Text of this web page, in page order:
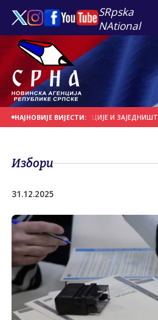
SRpska
NAtional
НАЈНОВИЈЕ ВИЈЕСТИ:
ВЈЕРЕ, ТРАДИЦИЈЕ И ЗАЈЕДНИШТВА
Избори
31.12.2025